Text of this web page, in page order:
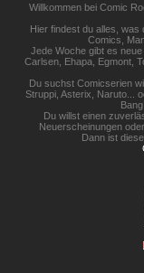
Willkommen bei Comic
Hier findest du alles, was
Comics,
Jede Woche gibt es
Carlsen, Ehapa, Egmont,
Du suchst Comicserien
Struppi, Asterix, Naruto...
Du willst einen
Neuerscheinungen
Dann ist